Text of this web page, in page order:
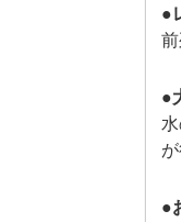
●
●
●